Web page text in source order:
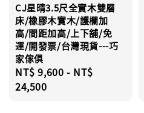
CJ星晴3.5尺全實木雙層
床/橡膠木實木/護欄加
高/間距加高/上下舖/免
運/開發票/台灣現貨---巧
家傢俱
Regular
price
NT$ 9,600 - NT$
24,500